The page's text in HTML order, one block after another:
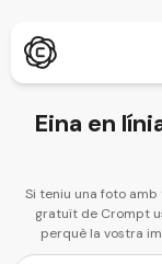
Recerca
ChatPDF
Els
Eina en
Si teniu una foto
gratuït de Crompt
perquè la vostra